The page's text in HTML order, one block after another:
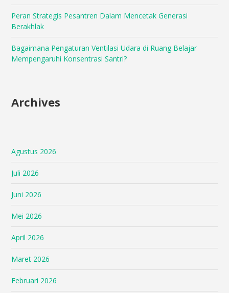
Peran Strategis Pesantren Dalam Mencetak Generasi
Berakhlak
Bagaimana Pengaturan Ventilasi Udara di Ruang Belajar
Mempengaruhi Konsentrasi Santri?
Archives
Agustus 2026
Juli 2026
Juni 2026
Mei 2026
April 2026
Maret 2026
Februari 2026